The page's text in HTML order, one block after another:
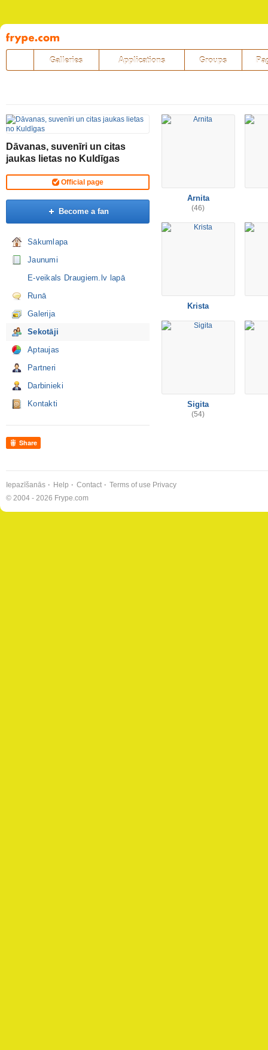
Pāriet
uz
saturu
Galleries Applications Groups
Dāvanas, suvenīri un citas
jaukas lietas no Kuldīgas
Official page
Become a fan
Sākumlapa
Jaunumi
E-veikals Draugiem.lv lapā
Runā
Galerija
Sekotāji
Aptaujas
Partneri
Darbinieki
Kontakti
Share
Arnita
(46)
Krista
Sigita
(54)
Iepazīšanās Help Contact Terms of use Privacy
© 2004 - 2026 Frype.com